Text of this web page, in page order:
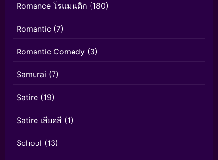
Romance โรแมนติก (180)
Romantic (7)
Romantic Comedy (3)
Samurai (7)
Satire (19)
Satire เสียดสี (1)
School (13)